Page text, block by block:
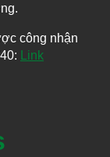
công nhận
Link